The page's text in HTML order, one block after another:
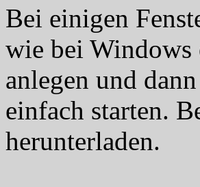
Bei einigen
wie bei Windows
anlegen und
einfach starten.
herunterladen.